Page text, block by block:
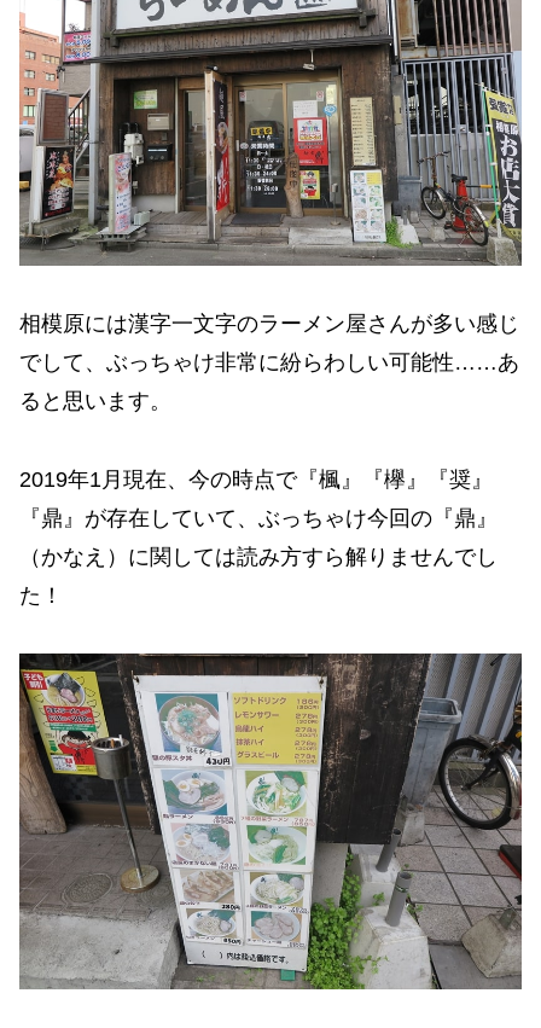
相模原には漢字一文字のラーメン屋さんが多い感じ
でして、ぶっちゃけ非常に紛らわしい可能性……あ
ると思います。
2019年1月現在、今の時点で『楓』『欅』『奨』
『鼎』が存在していて、ぶっちゃけ今回の『鼎』
（かなえ）に関しては読み方すら解りませんでし
た！